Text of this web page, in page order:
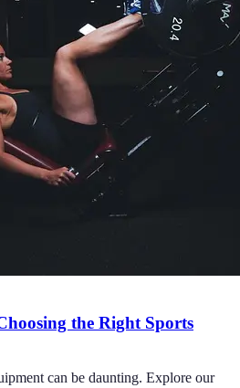
the Right Sports
can be daunting. Explore our